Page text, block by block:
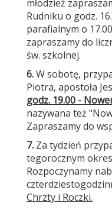
młodzież
Rudniku o godz.
parafialnym o
zapraszamy do
św. szkolnej.
6.W sobotę,
Piotra, apostoła
godz. 19.00 -
nazywana też
Zapraszamy do
7. Za tydzień
tegorocznym
Rozpoczynamy
Chrzty i Roczki.